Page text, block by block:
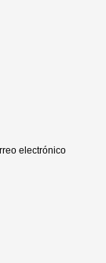
electrónico